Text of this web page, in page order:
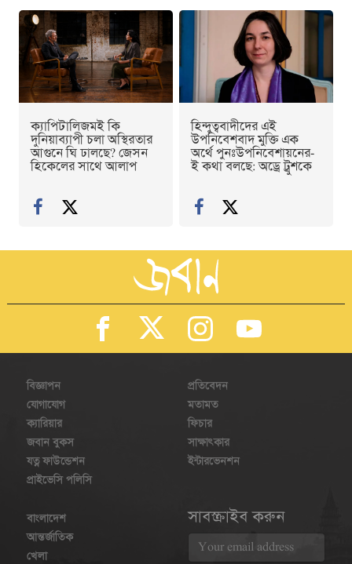
ক্যাপিটালিজমই কি
দুনিয়াব্যাপী চলা অস্থিরতার
আগুনে ঘি ঢালছে? জেসন
হিকেলের সাথে আলাপ
হিন্দুত্ববাদীদের এই
উপনিবেশবাদ মুক্তি এক
অর্থে পুনঃউপনিবেশায়নের-
ই কথা বলছে: অড্রে ট্রুশকে
বিজ্ঞাপন
যোগাযোগ
ক্যারিয়ার
জবান বুকস
যত্ন ফাউন্ডেশন
প্রাইভেসি পলিসি
প্রতিবেদন
মতামত
ফিচার
সাক্ষাৎকার
ইন্টারভেনশন
বাংলাদেশ
আন্তর্জাতিক
খেলা
সাবস্ক্রাইব করুন